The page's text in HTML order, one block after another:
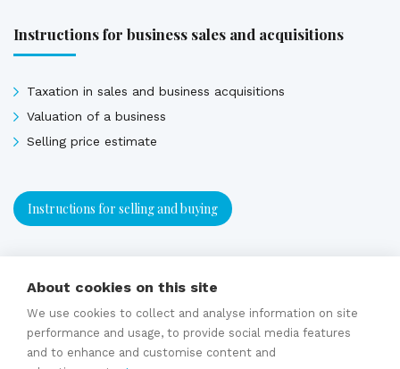
Instructions for business sales and acquisitions
Taxation in sales and business acquisitions
Valuation of a business
Selling price estimate
Instructions for selling and buying
Brokering a business sale
Succession and family business services
About cookies on this site
We use cookies to collect and analyse information on site
performance and usage, to provide social media features
and to enhance and customise content and